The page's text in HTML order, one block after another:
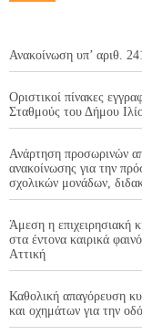
Ανακοίνωση υπ’ αριθ.
Οριστικοί πίνακες
Σταθμούς του Δήμου
Ανάρτηση προσωρινών
ανακοίνωσης για την
σχολικών μονάδων,
Άμεση η επιχειρησιακή
στα έντονα καιρικά
Αττική
Καθολική απαγόρευση
και οχημάτων για την